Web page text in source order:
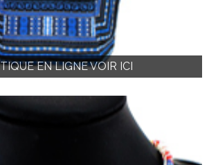
EN LIGNE VOIR ICI